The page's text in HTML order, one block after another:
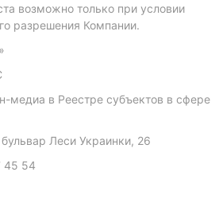
возможно только при условии
разрешения Компании.
медиа в Реестре субъектов в сфере
Леси Украинки, 26
45 54